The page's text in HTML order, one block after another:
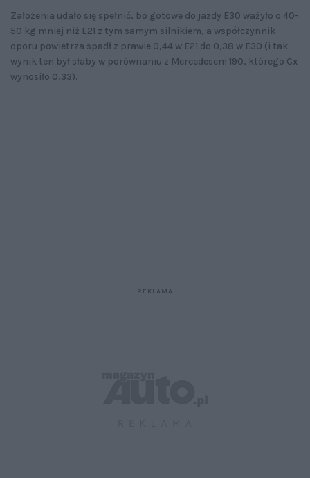
Założenia udało się spełnić, bo gotowe do jazdy E30 ważyło o 40-
50 kg mniej niż E21 z tym samym silnikiem, a współczynnik
oporu powietrza spadł z prawie 0,44 w E21 do 0,38 w E30 (i tak
wynik ten był słaby w porównaniu z Mercedesem 190, którego Cx
wynosiło 0,33).